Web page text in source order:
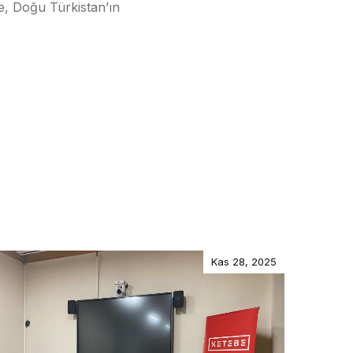
Doğu Türkistan’ın
Kas 28, 2025